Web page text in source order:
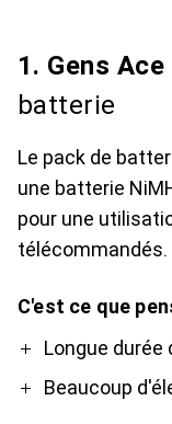
1. Gens Ace
batterie
Le pack de
une batterie
pour une
télécommandés.
C'est ce que
ProLongue durée
Beaucoup